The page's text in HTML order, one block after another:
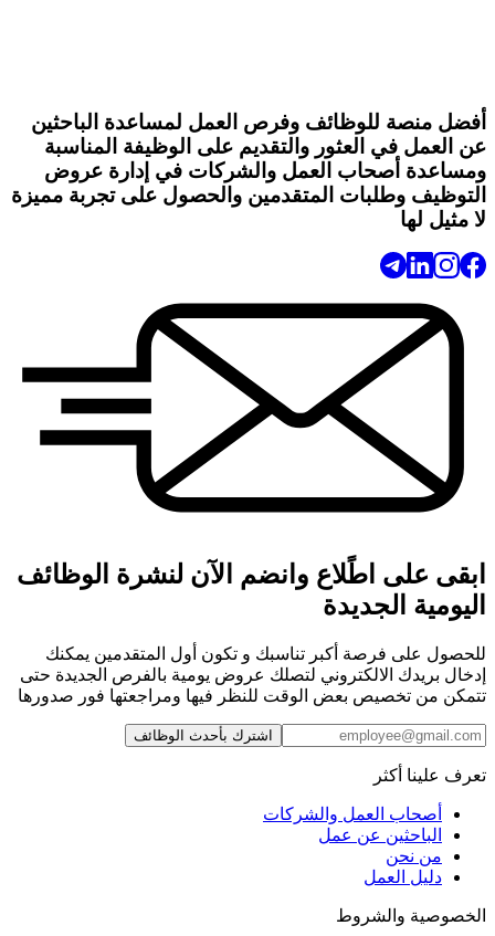
أفضل منصة للوظائف وفرص العمل لمساعدة الباحثين
عن العمل في العثور والتقديم على الوظيفة المناسبة
ومساعدة أصحاب العمل والشركات في إدارة عروض
التوظيف وطلبات المتقدمين والحصول على تجربة مميزة
لا مثيل لها
ابقى على اطًلاع وانضم الآن لنشرة الوظائف
اليومية الجديدة
للحصول على فرصة أكبر تناسبك و تكون أول المتقدمين يمكنك
إدخال بريدك الالكتروني لتصلك عروض يومية بالفرص الجديدة حتى
تتمكن من تخصيص بعض الوقت للنظر فيها ومراجعتها فور صدورها
اشترك بأحدث الوظائف
تعرف علينا أكثر
أصحاب العمل والشركات
الباحثين عن عمل
من نحن
دليل العمل
الخصوصية والشروط